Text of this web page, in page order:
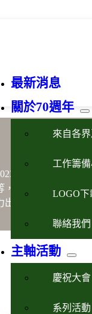
最新消息
關於70週年
來自各
工作籌
LOGO下
聯絡我們
主軸活動
慶祝大會
系列活動
年10月21日的慶
以嶄新之形式展
力，一起支持及